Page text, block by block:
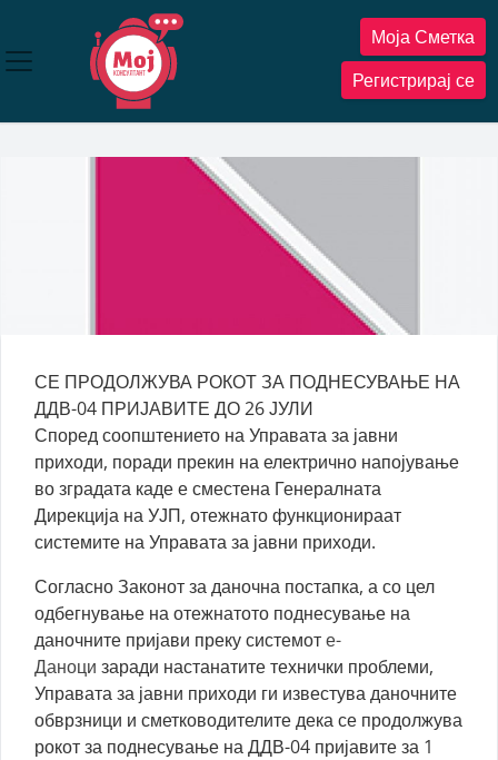
содржината
Моја Сметка
Регистрирај се
СЕ ПРОДОЛЖУВА РОКОТ ЗА ПОДНЕСУВАЊЕ НА
ДДВ-04 ПРИЈАВИТЕ ДО 26 ЈУЛИ
Според соопштението на Управата за јавни
приходи, поради прекин на електрично напојување
во зградата каде е сместена Генералната
Дирекција на УЈП, отежнато функционираат
системите на Управата за јавни приходи.
Согласно Законот за даночна постапка, а со цел
одбегнување на отежнатото поднесување на
даночните пријави преку системоте-
Даноци заради настанатите технички проблеми,
Управата за јавни приходи ги известува даночните
обврзници и сметководителите дека се продолжува
рокот за поднесување на ДДВ-04 пријавите за 1